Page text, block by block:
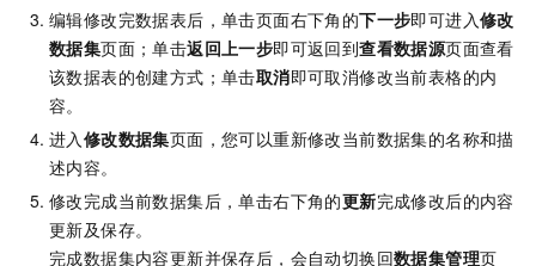
编辑修改完数据表后，单击页面右下角的下一步即可进入修改
数据集页面；单击返回上一步即可返回到查看数据源页面查看
该数据表的创建方式；单击取消即可取消修改当前表格的内
容。
进入修改数据集页面，您可以重新修改当前数据集的名称和描
述内容。
修改完成当前数据集后，单击右下角的更新完成修改后的内容
更新及保存。
完成数据集内容更新并保存后，会自动切换回数据集管理页